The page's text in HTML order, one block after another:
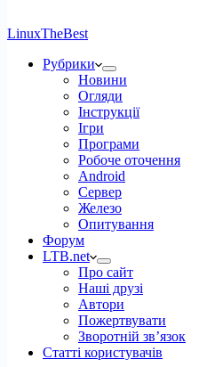
LinuxTheBest
Рубрики
Новини
Огляди
Інструкції
Ігри
Програми
Робоче оточення
Android
Сервер
Железо
Опитування
Форум
LTB.net
Про сайт
Наші друзі
Автори
Пожертвувати
Зворотній зв’язок
Статті користувачів